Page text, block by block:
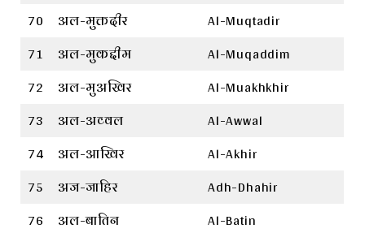
70
अल-मुक्तदीर
Al-Muqtadir
71
अल-मुकद्दीम
Al-Muqaddim
72
अल-मुअखिर
Al-Muakhkhir
73
अल-अव्वल
Al-Awwal
74
अल-आखिर
Al-Akhir
75
अज-जाहिर
Adh-Dhahir
76
अल-बातिन
Al-Batin